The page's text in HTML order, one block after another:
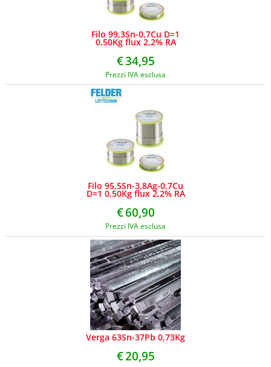
Filo 99,3Sn-0,7Cu D=1
0,50Kg flux 2,2% RA
€34,95
Prezzi IVA esclusa
Filo 95,5Sn-3,8Ag-0,7Cu
D=1 0,50Kg flux 2,2% RA
€60,90
Prezzi IVA esclusa
Verga 63Sn-37Pb 0,73Kg
€20,95